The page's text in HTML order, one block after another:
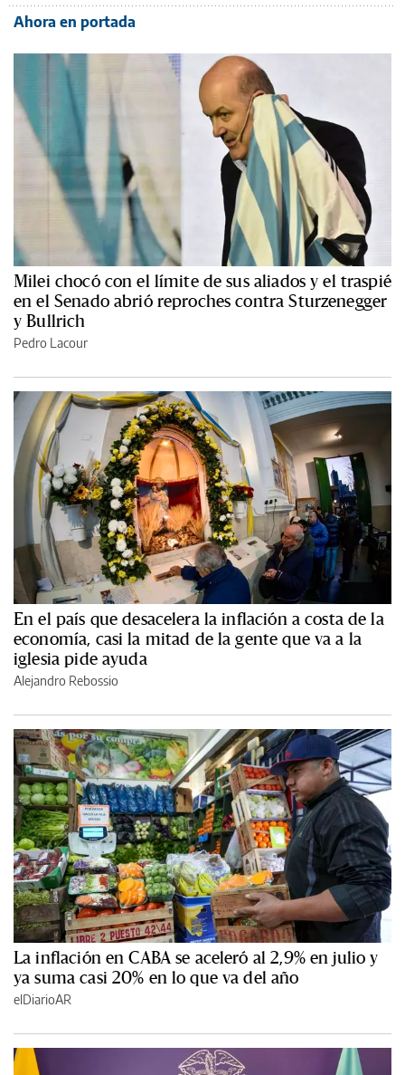
Ahora en portada
Milei chocó con el límite de sus aliados y el traspié
en el Senado abrió reproches contra Sturzenegger
y Bullrich
Pedro Lacour
En el país que desacelera la inflación a costa de la
economía, casi la mitad de la gente que va a la
iglesia pide ayuda
Alejandro Rebossio
La inflación en CABA se aceleró al 2,9% en julio y
ya suma casi 20% en lo que va del año
elDiarioAR